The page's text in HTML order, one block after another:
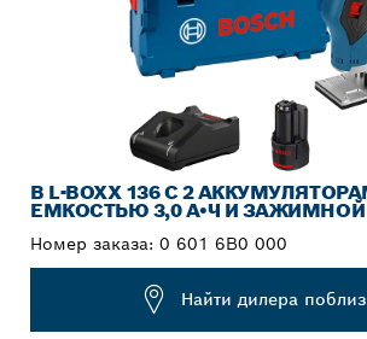
В L-BOXX 136 C 2
ЕМКОСТЬЮ 3,0 А•Ч И
Номер заказа: 0 601 6B0 000
Найти дилера